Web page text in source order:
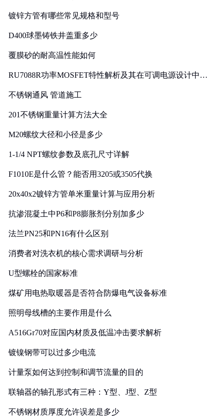
镀锌方管有哪些常见规格和型号
D400球墨铸铁井盖重多少
覆膜砂的耐高温性能如何
RU7088R功率MOSFET特性解析及其在可调电源设计中的
不锈钢通风 管道施工
201不锈钢重量计算方法大全
M20螺纹大径和小径是多少
1-1/4 NPT螺纹参数及底孔尺寸详解
F1010E是什么管？能否用3205或3505代换
20x40x2镀锌方管单米重量计算与应用分析
抗渗混凝土中P6和P8膨胀剂分别加多少
法兰PN25和PN16有什么区别
消费者对洗衣机的核心需求调研与分析
U型螺栓的国家标准
煤矿用电热取暖器是否符合防爆电气设备标准
照明母线槽的主要作用是什么
A516Gr70对应国内材质及低温冲击要求解析
镀镍钢带可以过多少电流
计量泵如何达到控制和调节流量的目的
联轴器的轴孔形式有三种：Y型、J型、Z型
不锈钢材质厚度允许误差是多少